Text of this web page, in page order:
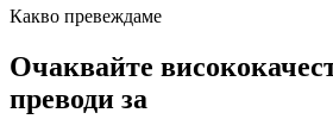
Какво превеждаме
Очаквайте
преводи за